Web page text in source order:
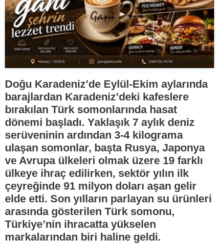
Doğu Karadeniz’de Eylül-Ekim aylarında
barajlardan Karadeniz’deki kafeslere
bırakılan Türk somonlarında hasat
dönemi başladı. Yaklaşık 7 aylık deniz
serüveninin ardından 3-4 kilograma
ulaşan somonlar, başta Rusya, Japonya
ve Avrupa ülkeleri olmak üzere 19 farklı
ülkeye ihraç edilirken, sektör yılın ilk
çeyreğinde 91 milyon doları aşan gelir
elde etti. Son yılların parlayan su ürünleri
arasında gösterilen Türk somonu,
Türkiye’nin ihracatta yükselen
markalarından biri haline geldi.